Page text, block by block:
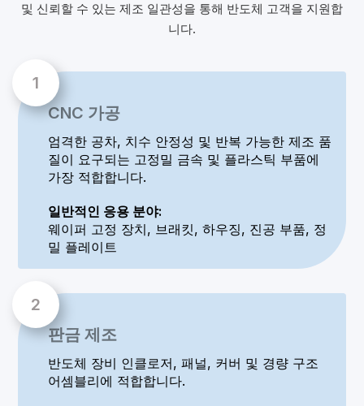
및 신뢰할 수 있는 제조 일관성을 통해 반도체 고객을 지원합
니다.
CNC 가공
엄격한 공차, 치수 안정성 및 반복 가능한 제조 품
질이 요구되는 고정밀 금속 및 플라스틱 부품에
가장 적합합니다.
일반적인 응용 분야:
웨이퍼 고정 장치, 브래킷, 하우징, 진공 부품, 정
밀 플레이트
판금 제조
반도체 장비 인클로저, 패널, 커버 및 경량 구조
어셈블리에 적합합니다.